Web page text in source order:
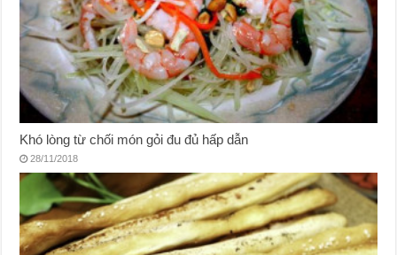
Khó lòng từ chối món gỏi đu đủ hấp dẫn
28/11/2018